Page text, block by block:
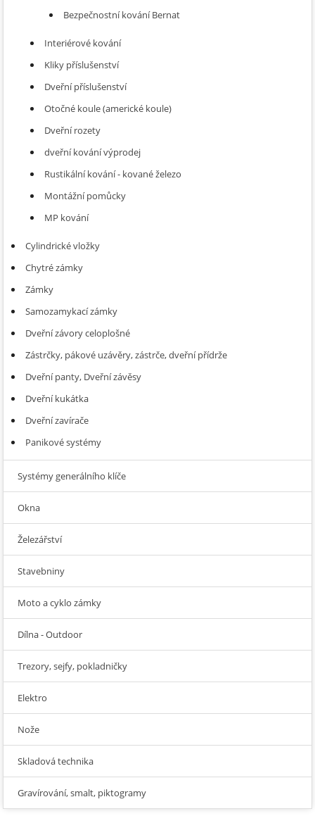
Bezpečnostní kování Bernat
Interiérové kování
Kliky příslušenství
Dveřní příslušenství
Otočné koule (americké koule)
Dveřní rozety
dveřní kování výprodej
Rustikální kování - kované železo
Montážní pomůcky
MP kování
Cylindrické vložky
Chytré zámky
Zámky
Samozamykací zámky
Dveřní závory celoplošné
Zástrčky, pákové uzávěry, zástrče, dveřní přídrže
Dveřní panty, Dveřní závěsy
Dveřní kukátka
Dveřní zavírače
Panikové systémy
Systémy generálního klíče
Okna
Železářství
Stavebniny
Moto a cyklo zámky
Dílna - Outdoor
Trezory, sejfy, pokladničky
Elektro
Nože
Skladová technika
Gravírování, smalt, piktogramy